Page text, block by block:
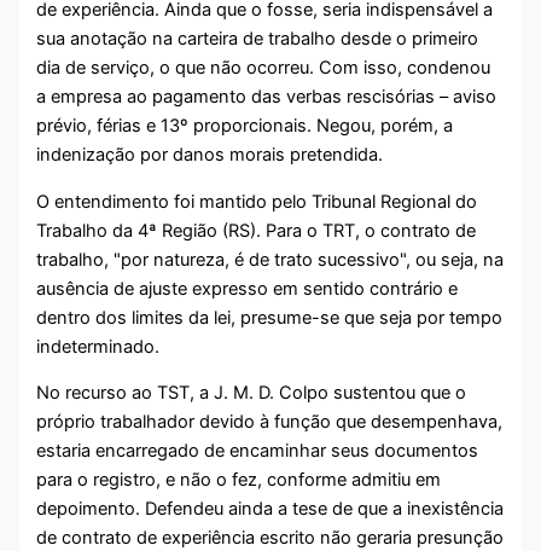
de experiência. Ainda que o fosse, seria indispensável a
sua anotação na carteira de trabalho desde o primeiro
dia de serviço, o que não ocorreu. Com isso, condenou
a empresa ao pagamento das verbas rescisórias – aviso
prévio, férias e 13º proporcionais. Negou, porém, a
indenização por danos morais pretendida.
O entendimento foi mantido pelo Tribunal Regional do
Trabalho da 4ª Região (RS). Para o TRT, o contrato de
trabalho, "por natureza, é de trato sucessivo", ou seja, na
ausência de ajuste expresso em sentido contrário e
dentro dos limites da lei, presume-se que seja por tempo
indeterminado.
No recurso ao TST, a J. M. D. Colpo sustentou que o
próprio trabalhador devido à função que desempenhava,
estaria encarregado de encaminhar seus documentos
para o registro, e não o fez, conforme admitiu em
depoimento. Defendeu ainda a tese de que a inexistência
de contrato de experiência escrito não geraria presunção